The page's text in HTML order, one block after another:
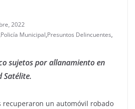
2022
Policía Municipal,Presuntos Delincuentes,
sujetos por allanamiento en
Satélite.
recuperaron un automóvil robado